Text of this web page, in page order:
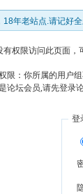
18年老站点.请记好
有权限访问此页面，
限：你所属的用户
论坛会员,请先登录
登